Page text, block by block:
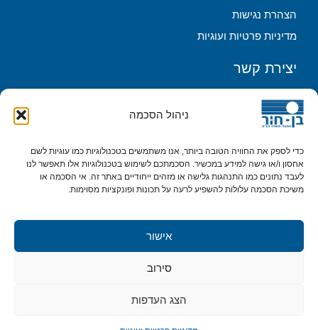
ניהול הסכמה
כדי לספק את החוויה הטובה ביותר, אנו משתמשים בטכנולוגיות כמו עוגיות לשם
אחסון ו/או גישה למידע במכשיר. הסכמתכם לשימוש בטכנולוגיות אלו תאפשר לנו
לעבד נתונים כמו התנהגות גלישה או מזהים ייחודיים באתר זה. אי הסכמה או
משיכת הסכמה עלולות להשפיע לרעה על תכונות ופונקציות מסוימות.
אישור
סירוב
הצג העדפות
הצהרת נגישות
מדיניות פרטיות ועוגיות
יצירת קשר
שליחה
חפשו אותנו בפייסבוק